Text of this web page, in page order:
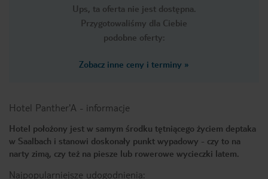
Ups, ta oferta nie jest dostępna.
Przygotowaliśmy dla Ciebie
podobne oferty:
Zobacz inne ceny i terminy »
Hotel Panther'A - informacje
Hotel położony jest w samym środku tętniącego życiem deptaka
w Saalbach i stanowi doskonały punkt wypadowy - czy to na
narty zimą, czy też na piesze lub rowerowe wycieczki latem.
Najpopularniejsze udogodnienia: